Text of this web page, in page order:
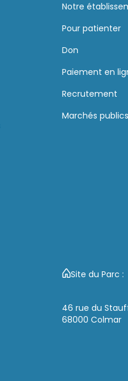
Notre
Pour patienter
Don
Paiement en
Recrutement
Marchés
Site du Parc :
46 rue du
68000 Colmar